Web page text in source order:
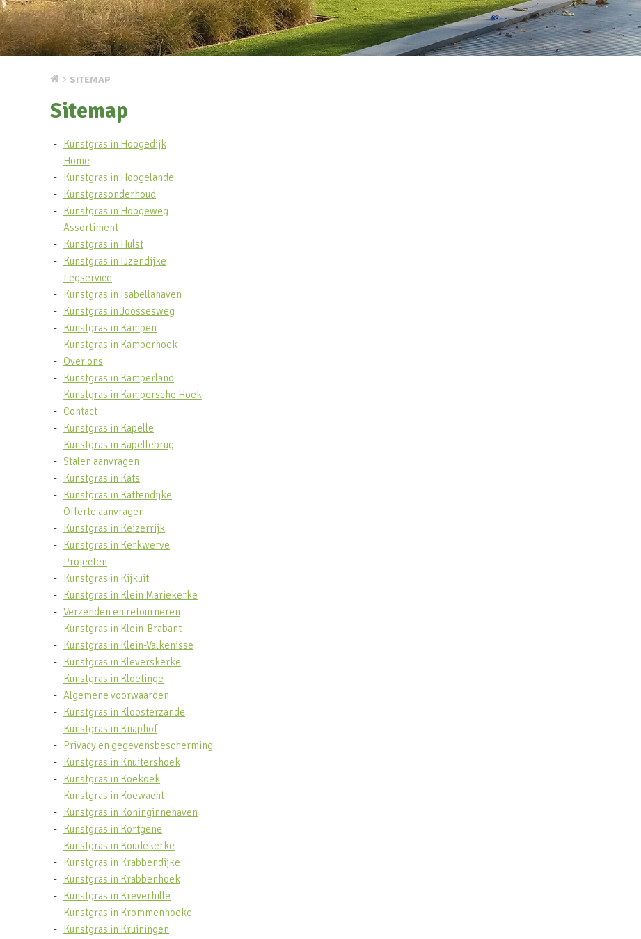
SITEMAP
Sitemap
Kunstgras in Hoogedijk
Home
Kunstgras in Hoogelande
Kunstgrasonderhoud
Kunstgras in Hoogeweg
Assortiment
Kunstgras in Hulst
Kunstgras in IJzendijke
Legservice
Kunstgras in Isabellahaven
Kunstgras in Joossesweg
Kunstgras in Kampen
Kunstgras in Kamperhoek
Over ons
Kunstgras in Kamperland
Kunstgras in Kampersche Hoek
Contact
Kunstgras in Kapelle
Kunstgras in Kapellebrug
Stalen aanvragen
Kunstgras in Kats
Kunstgras in Kattendijke
Offerte aanvragen
Kunstgras in Keizerrijk
Kunstgras in Kerkwerve
Projecten
Kunstgras in Kijkuit
Kunstgras in Klein Mariekerke
Verzenden en retourneren
Kunstgras in Klein-Brabant
Kunstgras in Klein-Valkenisse
Kunstgras in Kleverskerke
Kunstgras in Kloetinge
Algemene voorwaarden
Kunstgras in Kloosterzande
Kunstgras in Knaphof
Privacy en gegevensbescherming
Kunstgras in Knuitershoek
Kunstgras in Koekoek
Kunstgras in Koewacht
Kunstgras in Koninginnehaven
Kunstgras in Kortgene
Kunstgras in Koudekerke
Kunstgras in Krabbendijke
Kunstgras in Krabbenhoek
Kunstgras in Kreverhille
Kunstgras in Krommenhoeke
Kunstgras in Kruiningen